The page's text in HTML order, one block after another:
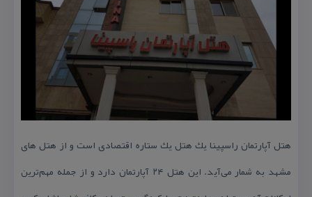
هتل آپارتمان راسپینا یك هتل یك ستاره اقتصادی است و از هتل های
مشهد به شمار می‌آید. این هتل ۲۴ آپارتمان دارد و از جمله مهم‌ترین